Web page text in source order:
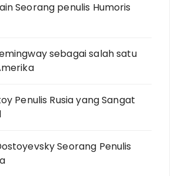
Seorang penulis Humoris
sebagai salah satu
Penulis Rusia yang Sangat
Seorang Penulis